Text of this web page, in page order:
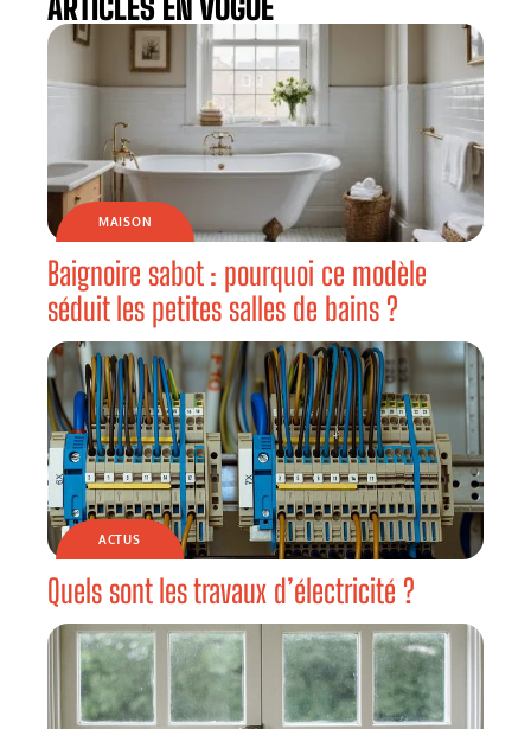
MAISON
Baignoire sabot : pourquoi ce modèle
séduit les petites salles de bains ?
ACTUS
Quels sont les travaux d’électricité ?